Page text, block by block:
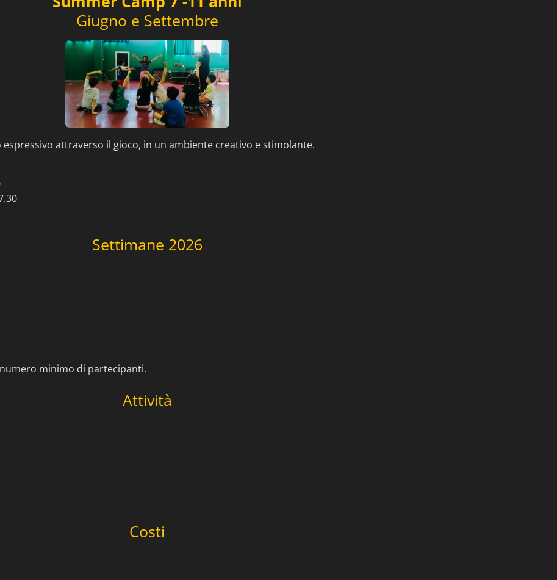
Giugno e Settembre
attraverso il gioco, in un ambiente creativo e stimolante.
Settimane 2026
minimo di partecipanti.
Attività
Costi